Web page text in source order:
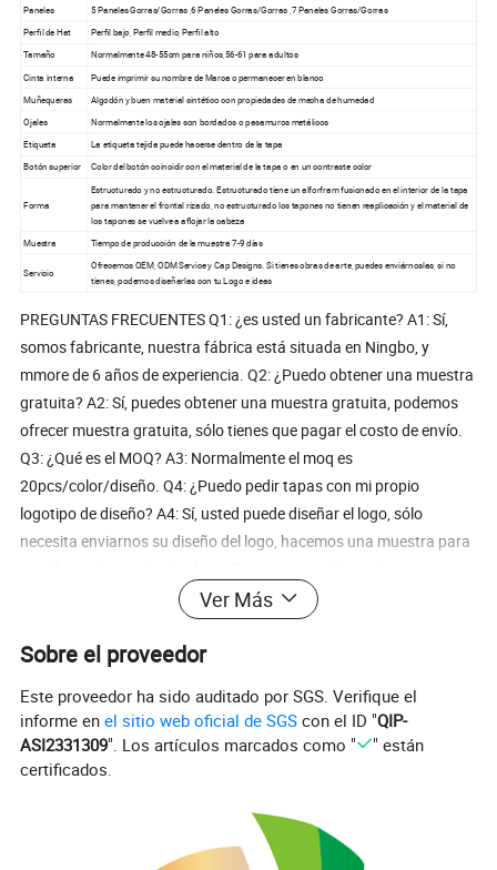
Paneles
5 Paneles Gorras/Gorras ,6 Paneles Gorras/Gorras ,7 Paneles Gorras/Gorras
Perfil de Hat
Perfil bajo, Perfil medio, Perfil alto
Tamaño
Normalmente 48-55cm para niños,56-61 para adultos
Cinta interna
Puede imprimir su nombre de Marca o permanecer en blanco
Muñequeras
Algodón y buen material sintético con propiedades de mecha de humedad
Ojales
Normalmente los ojales son bordados o pasamuros metálicos
Etiqueta
La etiqueta tejida puede hacerse dentro de la tapa
Botón superior
Color del botón coincidir con el material de la tapa o en un contraste color
Forma
Estructurado y no estructurado. Estructurado tiene un alforfram fusionado en el interior de la tapa
para mantener el frontal rizado, no estructurado los tapones no tienen reaplicación y el material de
los tapones se vuelve a aflojar la cabeza
Muestra
Tiempo de producción de la muestra 7-9 días
Servicio
Ofrecemos OEM, ODM Service y Cap Designs. Si tienes obras de arte, puedes enviárnoslas, si no
tienes, podemos diseñarlas con tu Logo e ideas
PREGUNTAS FRECUENTES Q1: ¿es usted un fabricante? A1: Sí,
somos fabricante, nuestra fábrica está situada en Ningbo, y
mmore de 6 años de experiencia. Q2: ¿Puedo obtener una muestra
gratuita? A2: Sí, puedes obtener una muestra gratuita, podemos
ofrecer muestra gratuita, sólo tienes que pagar el costo de envío.
Q3: ¿Qué es el MOQ? A3: Normalmente el moq es
20pcs/color/diseño. Q4: ¿Puedo pedir tapas con mi propio
logotipo de diseño? A4: Sí, usted puede diseñar el logo, sólo
necesita enviarnos su diseño del logo, hacemos una muestra para
algunos logotipos o mano de obra complicados, también le
ofrecemos nuestras mejores sugerencias. Q5 ¿Cuál es el tiempo de
la muestra y el tiempo de producción en masa? A5: Normalmente
pedidos pequeños inferiores a 5000pcs,el tiempo de producción es
de 10-15days para pedidos a granel superiores a 5000pcs,el
tiempo de producción es de 25-35 días. Q6.como esta es nuestra
la calidad en primer lugar? A6:Seguro, está bien hacer muestras
para usted en primer lugar.pero como la Regla de la Compañía,
Ver Más
Sobre el proveedor
Este proveedor ha sido auditado por SGS. Verifique el
informe enel sitio web oficial de SGS con el ID "QIP-
ASI2331309". Los artículos marcados como "
" están
certificados.